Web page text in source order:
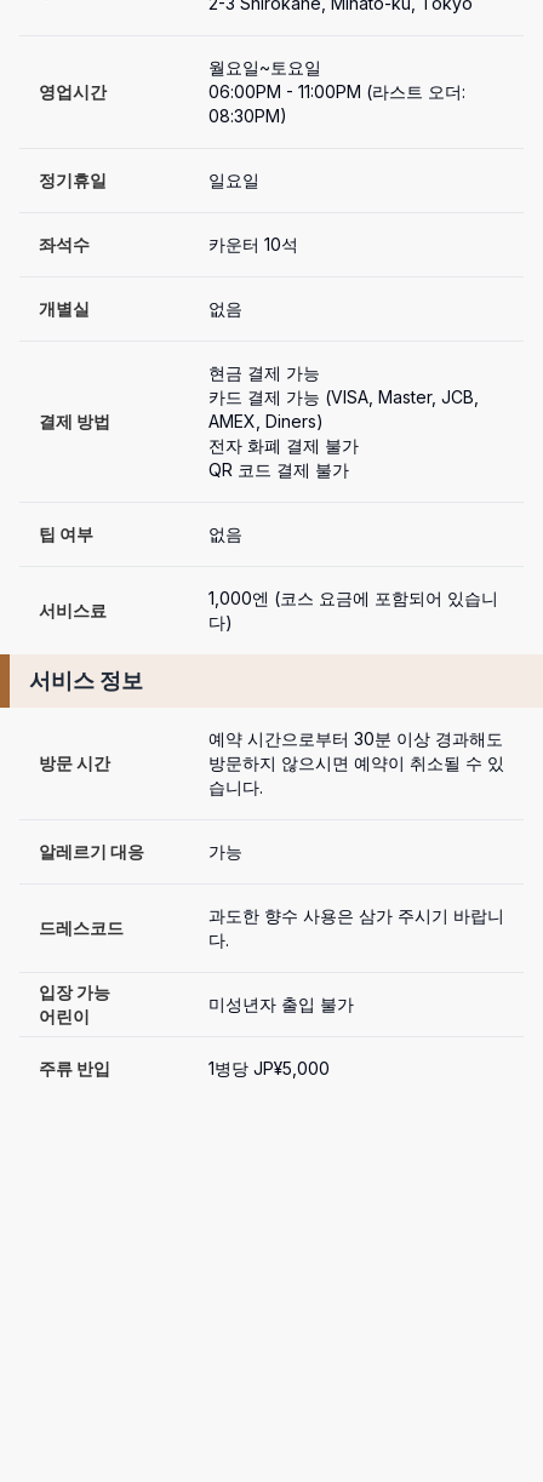
영업시간
월요일~토요일
06:00PM - 11:00PM (라스트 오더:
08:30PM)
정기휴일 일요일
좌석수 카운터 10석
개별실 없음
결제 방법
현금 결제 가능
카드 결제 가능 (VISA, Master, JCB,
AMEX, Diners)
전자 화폐 결제 불가
QR 코드 결제 불가
팁 여부 없음
서비스료
1,000엔 (코스 요금에 포함되어 있습니
다)
서비스 정보
방문 시간
예약 시간으로부터 30분 이상 경과해도
방문하지 않으시면 예약이 취소될 수 있
습니다.
알레르기 대응 가능
드레스코드
과도한 향수 사용은 삼가 주시기 바랍니
다.
입장 가능
어린이
미성년자 출입 불가
주류 반입 1병당 JP¥5,000